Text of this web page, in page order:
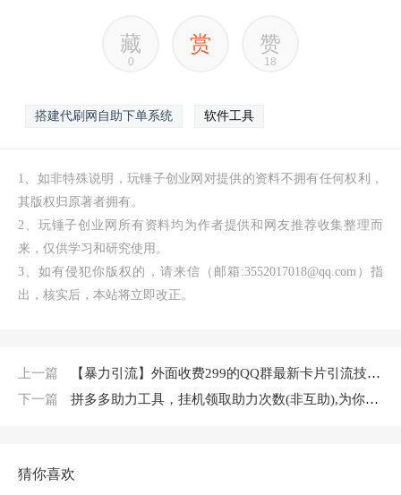
藏
0
赏 赞
18
搭建代刷网自助下单系统 软件工具
1、如非特殊说明，玩锤子创业网对提供的资料不拥有任何权利，
其版权归原著者拥有。
2、玩锤子创业网所有资料均为作者提供和网友推荐收集整理而
来，仅供学习和研究使用。
3、如有侵犯你版权的，请来信（邮箱:3552017018@qq.com）指
出，核实后，本站将立即改正。
上一篇
【暴力引流】外面收费299的QQ群最新卡片引流技术，日引两千人【群发软件+详细教程】
下一篇
拼多多助力工具，挂机领取助力次数(非互助),为你提现成功加一把力
猜你喜欢